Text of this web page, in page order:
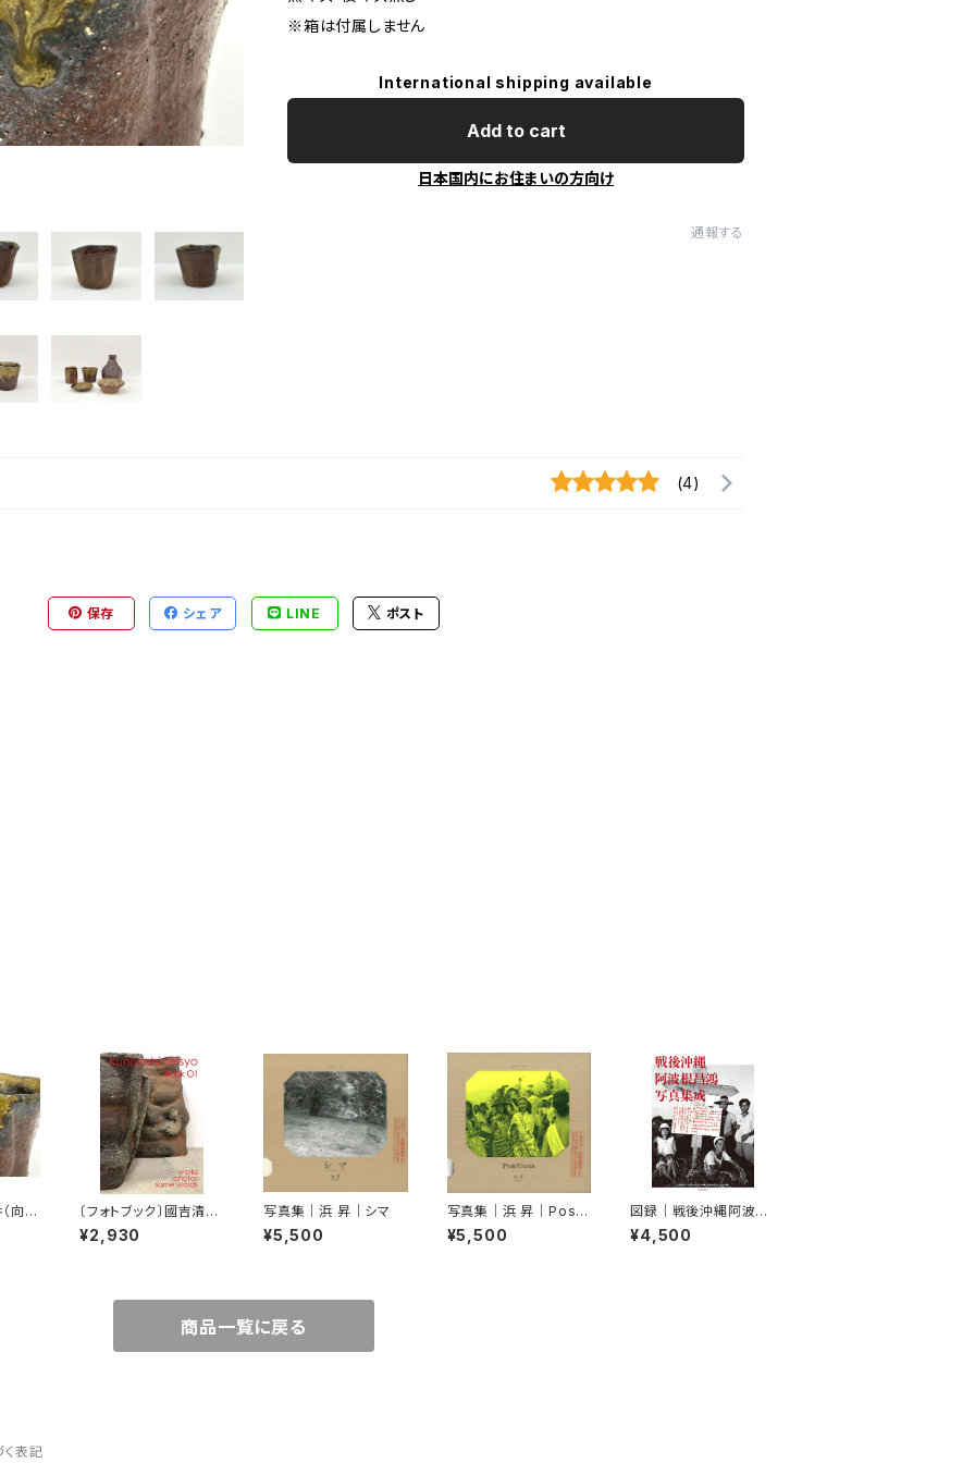
※箱は付属しません
International shipping available
Add to cart
日本国内にお住まいの方向け
通報する
(4)
保存 シェア LINE ポスト
向
〔フォトブック〕國吉清尚
Book 01
¥2,930
写真集｜浜 昇｜シマ
¥5,500
写真集｜浜 昇｜Positi
ons 1969-1988
¥5,500
図録｜戦後沖縄阿波根
昌鴻写真集成
¥4,500
商品一覧に戻る
表記